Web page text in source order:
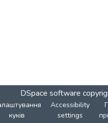
DSpace software
куків
Accessibility
settings